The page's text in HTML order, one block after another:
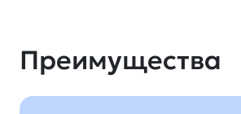
Преимущества